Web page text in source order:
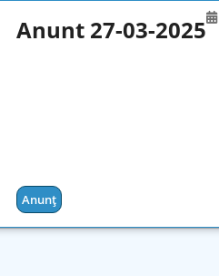
Anunt 27-03-2025
Anunț